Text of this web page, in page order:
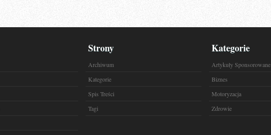
Strony
Archiwum
Kategorie
Spis Treści
Tagi
Kategorie
Artykuły Sponsorowane
Biznes
Motoryzacja
Zdrowie